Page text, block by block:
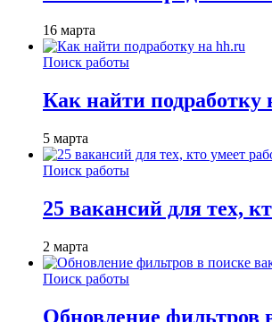
16 марта
Поиск работы
Как найти подработку
5 марта
Поиск работы
25 вакансий для тех,
2 марта
Поиск работы
Обновление фильтров